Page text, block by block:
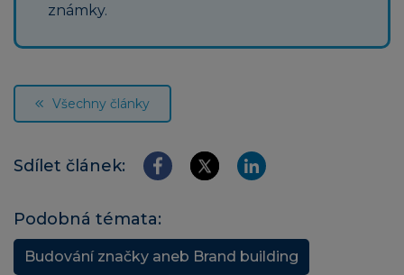
známky.
Všechny články
Sdílet článek:
Podobná témata:
Budování značky aneb Brand building